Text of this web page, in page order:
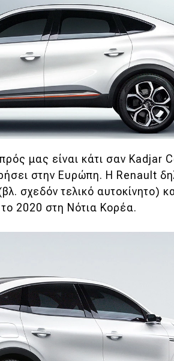
μας είναι κάτι σαν Kadjar
στην Ευρώπη. Η Renault
σχεδόν τελικό αυτοκίνητο)
2020 στη Νότια Κορέα.